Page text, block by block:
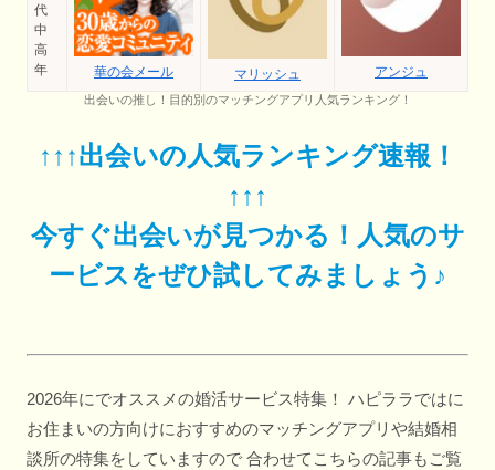
代
中
高
年
華の会メール マリッシュ アンジュ
出会いの推し！目的別のマッチングアプリ人気ランキング！
↑↑↑出会いの人気ランキング速報！
↑↑↑
今すぐ出会いが見つかる！人気のサ
ービスをぜひ試してみましょう♪
2026年にでオススメの婚活サービス特集！ ハピララではに
お住まいの方向けにおすすめのマッチングアプリや結婚相
談所の特集をしていますので 合わせてこちらの記事もご覧